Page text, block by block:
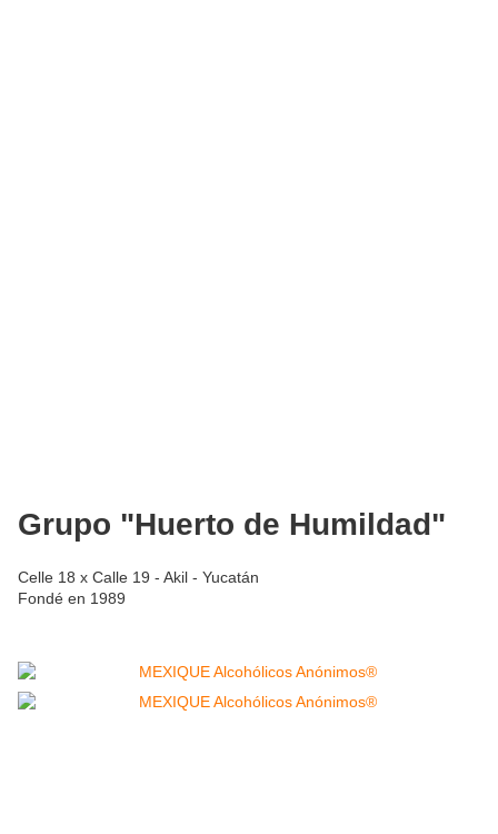
Grupo "Huerto de Humildad"
Celle 18 x Calle 19 - Akil - Yucatán
Fondé en 1989